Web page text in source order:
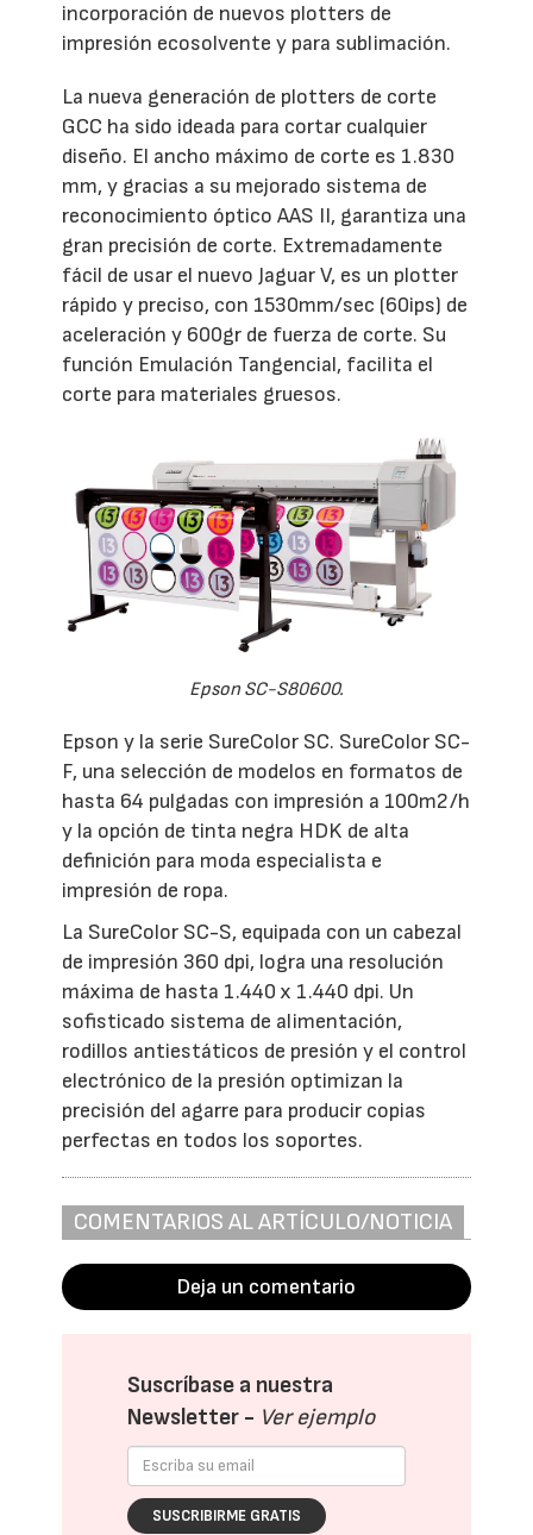
incorporación de nuevos plotters de
impresión ecosolvente y para sublimación.
La nueva generación de plotters de corte
GCC ha sido ideada para cortar cualquier
diseño. El ancho máximo de corte es 1.830
mm, y gracias a su mejorado sistema de
reconocimiento óptico AAS II, garantiza una
gran precisión de corte. Extremadamente
fácil de usar el nuevo Jaguar V, es un plotter
rápido y preciso, con 1530mm/sec (60ips) de
aceleración y 600gr de fuerza de corte. Su
función Emulación Tangencial, facilita el
corte para materiales gruesos.
Epson SC-S80600.
Epson y la serie SureColor SC. SureColor SC-
F, una selección de modelos en formatos de
hasta 64 pulgadas con impresión a 100m2/h
y la opción de tinta negra HDK de alta
definición para moda especialista e
impresión de ropa.
La SureColor SC-S, equipada con un cabezal
de impresión 360 dpi, logra una resolución
máxima de hasta 1.440 x 1.440 dpi. Un
sofisticado sistema de alimentación,
rodillos antiestáticos de presión y el control
electrónico de la presión optimizan la
precisión del agarre para producir copias
perfectas en todos los soportes.
COMENTARIOS AL ARTÍCULO/NOTICIA
Deja un comentario
Suscríbase a nuestra
Newsletter - Ver ejemplo
SUSCRIBIRME GRATIS